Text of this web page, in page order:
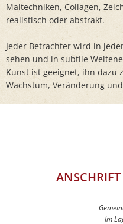
Maltechniken, Collagen,
realistisch oder abstrakt.
Jeder Betrachter wird in
sehen und in subtile
Kunst ist geeignet, ihn dazu
Wachstum, Veränderung
Im